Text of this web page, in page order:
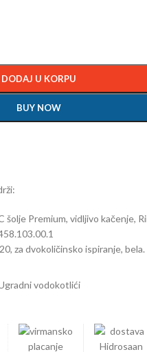
DODAJ U KORPU
BUY NOW
Premium, vidljivo kačenje,
za dvokoličinsko ispiranje, bela.
vodokotlići